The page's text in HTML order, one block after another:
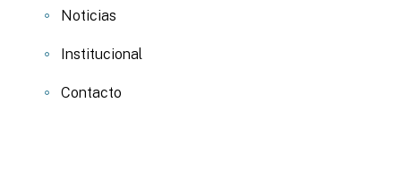
Noticias
Institucional
Contacto